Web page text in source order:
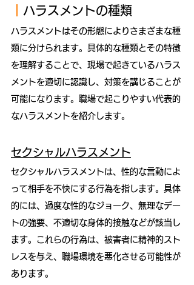
ハラスメントの種類
ハラスメントはその形態によりさまざまな種
類に分けられます。具体的な種類とその特徴
を理解することで、現場で起きているハラス
メントを適切に認識し、対策を講じることが
可能になります。職場で起こりやすい代表的
なハラスメントを紹介します。
セクシャルハラスメント
セクシャルハラスメントは、性的な言動によ
って相手を不快にする行為を指します。具体
的には、過度な性的なジョーク、無理なデー
トの強要、不適切な身体的接触などが該当し
ます。これらの行為は、被害者に精神的スト
レスを与え、職場環境を悪化させる可能性が
あります。